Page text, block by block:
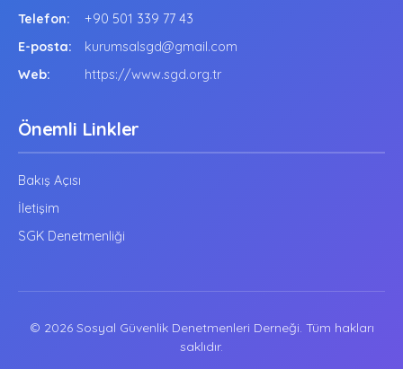
Telefon:
+90 501 339 77 43
E-posta:
kurumsalsgd@gmail.com
Web:
https://www.sgd.org.tr
Önemli Linkler
Bakış Açısı
İletişim
SGK Denetmenliği
© 2026 Sosyal Güvenlik Denetmenleri Derneği. Tüm hakları
saklıdır.